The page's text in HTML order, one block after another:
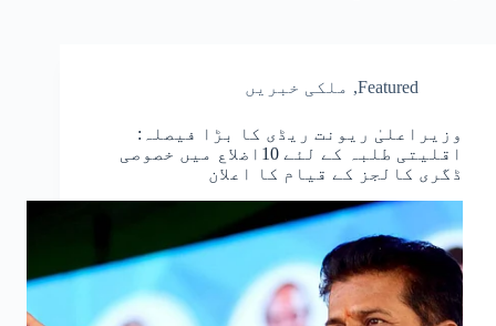
Featured
, ملکی خبریں
وزیراعلیٰ ریونت ریڈی کا بڑا فیصلہ:
اقلیتی طلبہ کے لئے 10اضلاع میں خصوصی
ڈگری کالجز کے قیام کا اعلان